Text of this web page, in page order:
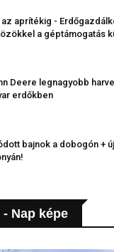
az aprítékig -
a géptámogatás
Deere legnagyobb
erdőkben
bajnok a dobogón +
Nap képe